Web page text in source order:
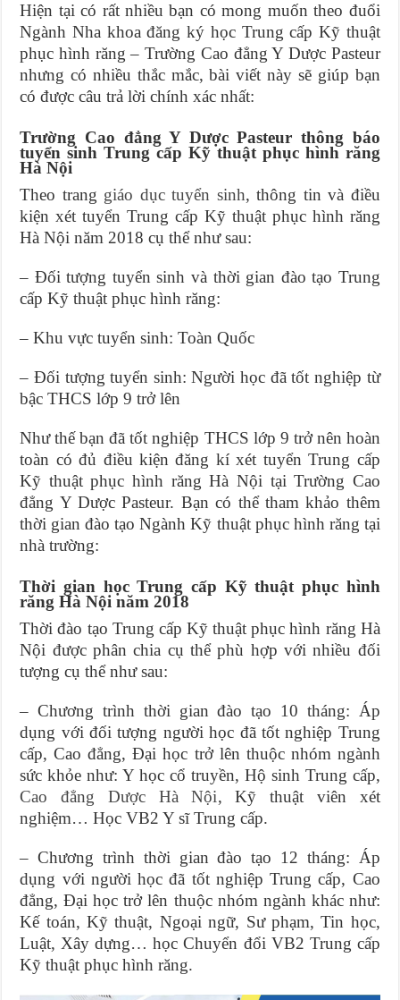
Hiện tại có rất nhiều bạn có mong muốn theo đuổi
Ngành Nha khoa đăng ký học Trung cấp Kỹ thuật
phục hình răng – Trường Cao đẳng Y Dược Pasteur
nhưng có nhiều thắc mắc, bài viết này sẽ giúp bạn
có được câu trả lời chính xác nhất:
Trường Cao đẳng Y Dược Pasteur thông báo
tuyển sinh Trung cấp Kỹ thuật phục hình răng
Hà Nội
Theo trang giáo dục tuyển sinh, thông tin và điều
kiện xét tuyển Trung cấp Kỹ thuật phục hình răng
Hà Nội năm 2018 cụ thể như sau:
– Đối tượng tuyển sinh và thời gian đào tạo Trung
cấp Kỹ thuật phục hình răng:
– Khu vực tuyển sinh: Toàn Quốc
– Đối tượng tuyển sinh: Người học đã tốt nghiệp từ
bậc THCS lớp 9 trở lên
Như thế bạn đã tốt nghiệp THCS lớp 9 trở nên hoàn
toàn có đủ điều kiện đăng kí xét tuyển Trung cấp
Kỹ thuật phục hình răng Hà Nội tại Trường Cao
đẳng Y Dược Pasteur. Bạn có thể tham khảo thêm
thời gian đào tạo Ngành Kỹ thuật phục hình răng tại
nhà trường:
Thời gian học Trung cấp Kỹ thuật phục hình
răng Hà Nội năm 2018
Thời đào tạo Trung cấp Kỹ thuật phục hình răng Hà
Nội được phân chia cụ thể phù hợp với nhiều đối
tượng cụ thể như sau:
– Chương trình thời gian đào tạo 10 tháng: Áp
dụng với đối tượng người học đã tốt nghiệp Trung
cấp, Cao đẳng, Đại học trở lên thuộc nhóm ngành
sức khỏe như: Y học cổ truyền, Hộ sinh Trung cấp,
Cao đẳng Dược Hà Nội, Kỹ thuật viên xét
nghiệm… Học VB2 Y sĩ Trung cấp.
– Chương trình thời gian đào tạo 12 tháng: Áp
dụng với người học đã tốt nghiệp Trung cấp, Cao
đẳng, Đại học trở lên thuộc nhóm ngành khác như:
Kế toán, Kỹ thuật, Ngoại ngữ, Sư phạm, Tin học,
Luật, Xây dựng… học Chuyển đổi VB2 Trung cấp
Kỹ thuật phục hình răng.